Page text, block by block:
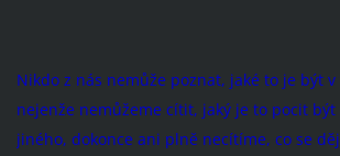
Nikdo z nás nemůže poznat, jaké to je být
nejenže nemůžeme cítit, jaký je to pocit být
jiného, dokonce ani plně necítíme, co se